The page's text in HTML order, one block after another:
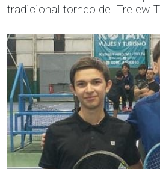
tradicional torneo del Trelew